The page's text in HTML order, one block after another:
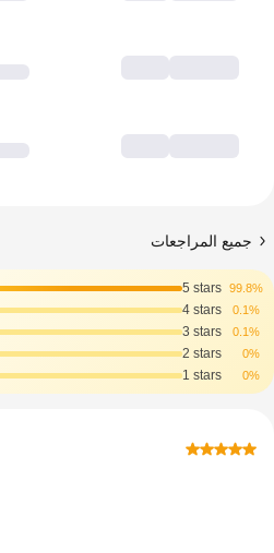
جميع المراجعات
5 stars 99.8%
4 stars 0.1%
3 stars 0.1%
2 stars 0%
1 stars 0%